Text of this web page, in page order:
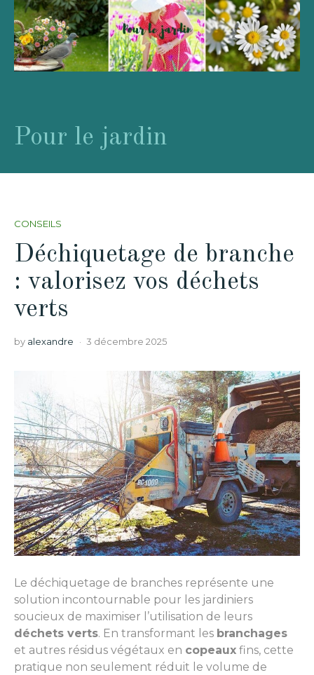
Pour le jardin
CONSEILS
Déchiquetage de branche
: valorisez vos déchets
verts
by alexandre 3 décembre 2025
Le déchiquetage de branches représente une
solution incontournable pour les jardiniers
soucieux de maximiser l’utilisation de leurs
déchets verts. En transformant les branchages
et autres résidus végétaux en copeaux fins, cette
pratique non seulement réduit le volume de